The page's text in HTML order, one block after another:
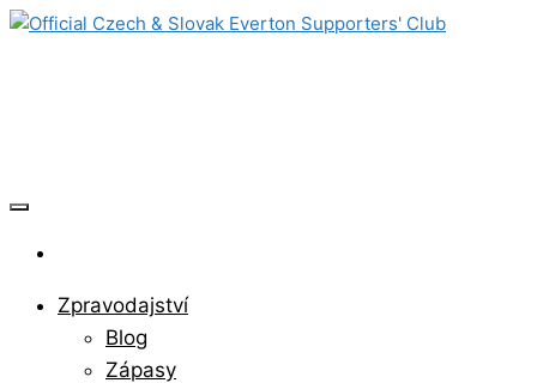
Skip
Zpravodajství
Blog
Zápasy